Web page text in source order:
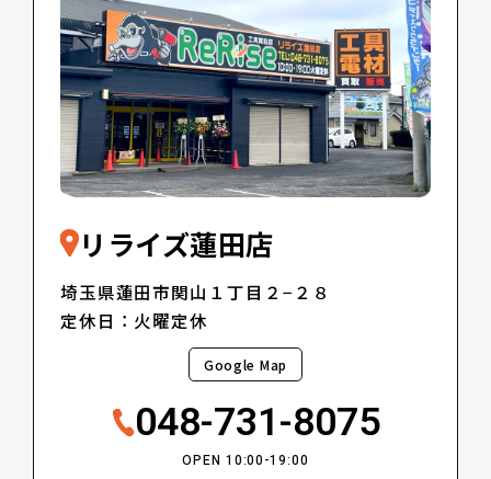
リライズ蓮田店
埼玉県蓮田市関山１丁目２−２８
定休日：火曜定休
Google Map
048-731-8075
OPEN 10:00-19:00